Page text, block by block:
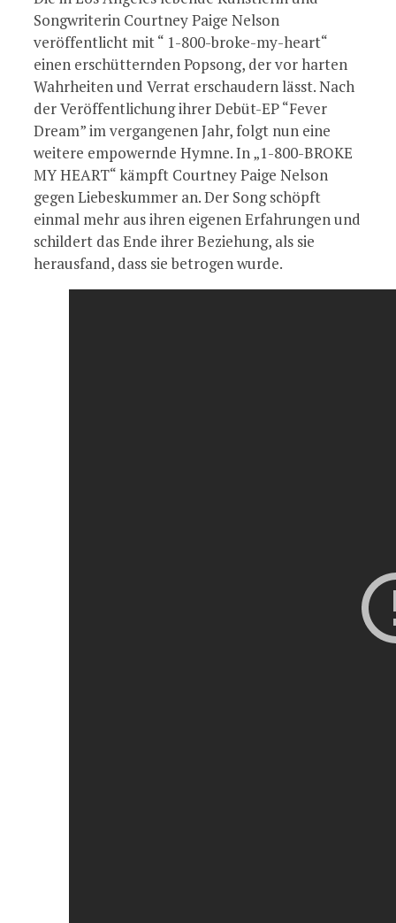
Songwriterin Courtney Paige Nelson
veröffentlicht mit “ 1-800-broke-my-heart“
einen erschütternden Popsong, der vor harten
Wahrheiten und Verrat erschaudern lässt. Nach
der Veröffentlichung ihrer Debüt-EP “Fever
Dream” im vergangenen Jahr, folgt nun eine
weitere empowernde Hymne. In „1-800-BROKE
MY HEART“ kämpft Courtney Paige Nelson
gegen Liebeskummer an. Der Song schöpft
einmal mehr aus ihren eigenen Erfahrungen und
schildert das Ende ihrer Beziehung, als sie
herausfand, dass sie betrogen wurde.